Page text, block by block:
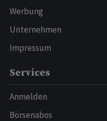
Werbung
Unternehmen
Impressum
Services
Anmelden
Börsenabos